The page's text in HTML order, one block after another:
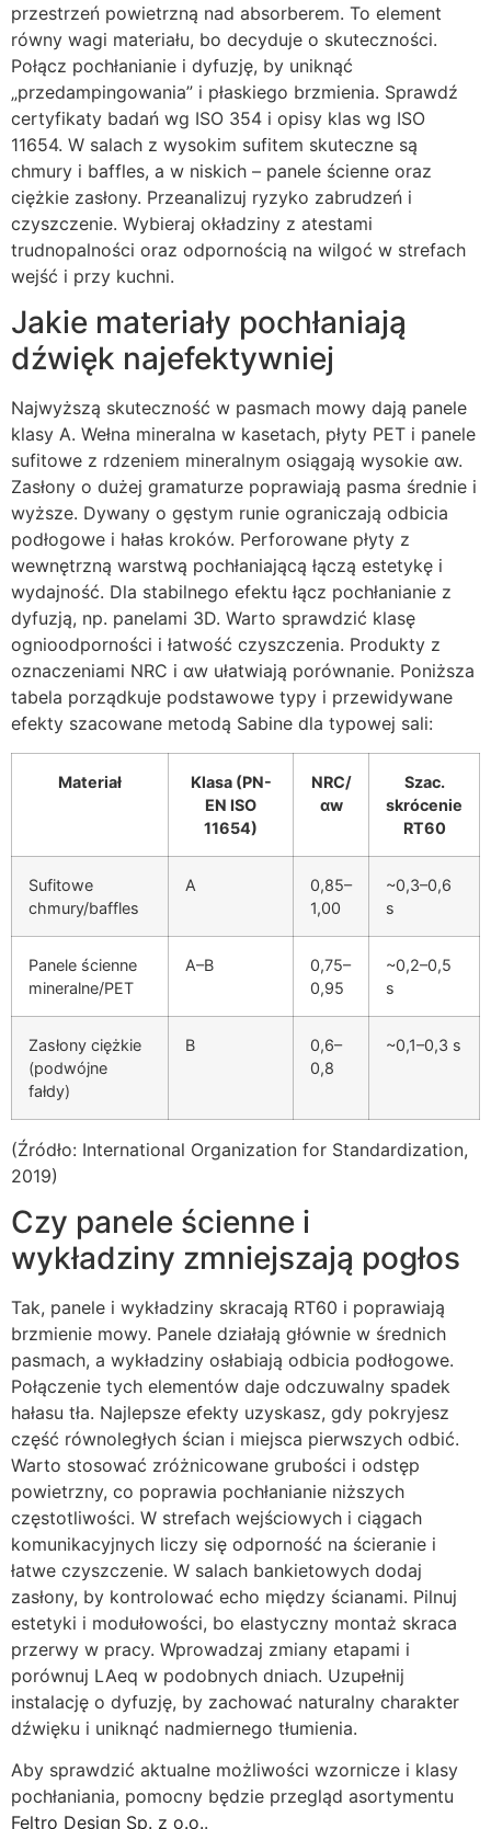
przestrzeń powietrzną nad absorberem. To element
równy wagi materiału, bo decyduje o skuteczności.
Połącz pochłanianie i dyfuzję, by uniknąć
„przedampingowania” i płaskiego brzmienia. Sprawdź
certyfikaty badań wg ISO 354 i opisy klas wg ISO
11654. W salach z wysokim sufitem skuteczne są
chmury i baffles, a w niskich – panele ścienne oraz
ciężkie zasłony. Przeanalizuj ryzyko zabrudzeń i
czyszczenie. Wybieraj okładziny z atestami
trudnopalności oraz odpornością na wilgoć w strefach
wejść i przy kuchni.
Jakie materiały pochłaniają
dźwięk najefektywniej
Najwyższą skuteczność w pasmach mowy dają panele
klasy A. Wełna mineralna w kasetach, płyty PET i panele
sufitowe z rdzeniem mineralnym osiągają wysokie αw.
Zasłony o dużej gramaturze poprawiają pasma średnie i
wyższe. Dywany o gęstym runie ograniczają odbicia
podłogowe i hałas kroków. Perforowane płyty z
wewnętrzną warstwą pochłaniającą łączą estetykę i
wydajność. Dla stabilnego efektu łącz pochłanianie z
dyfuzją, np. panelami 3D. Warto sprawdzić klasę
ognioodporności i łatwość czyszczenia. Produkty z
oznaczeniami NRC i αw ułatwiają porównanie. Poniższa
tabela porządkuje podstawowe typy i przewidywane
efekty szacowane metodą Sabine dla typowej sali:
Materiał
Klasa (PN-
EN ISO
11654)
NRC/
αw
Szac.
skrócenie
RT60
Sufitowe
chmury/baffles
A
0,85–
1,00
~0,3–0,6
s
Panele ścienne
mineralne/PET
A–B
0,75–
0,95
~0,2–0,5
s
Zasłony ciężkie
(podwójne
fałdy)
B
0,6–
0,8
~0,1–0,3 s
(Źródło: International Organization for Standardization,
2019)
Czy panele ścienne i
wykładziny zmniejszają pogłos
Tak, panele i wykładziny skracają RT60 i poprawiają
brzmienie mowy. Panele działają głównie w średnich
pasmach, a wykładziny osłabiają odbicia podłogowe.
Połączenie tych elementów daje odczuwalny spadek
hałasu tła. Najlepsze efekty uzyskasz, gdy pokryjesz
część równoległych ścian i miejsca pierwszych odbić.
Warto stosować zróżnicowane grubości i odstęp
powietrzny, co poprawia pochłanianie niższych
częstotliwości. W strefach wejściowych i ciągach
komunikacyjnych liczy się odporność na ścieranie i
łatwe czyszczenie. W salach bankietowych dodaj
zasłony, by kontrolować echo między ścianami. Pilnuj
estetyki i modułowości, bo elastyczny montaż skraca
przerwy w pracy. Wprowadzaj zmiany etapami i
porównuj LAeq w podobnych dniach. Uzupełnij
instalację o dyfuzję, by zachować naturalny charakter
dźwięku i uniknąć nadmiernego tłumienia.
Aby sprawdzić aktualne możliwości wzornicze i klasy
pochłaniania, pomocny będzie przegląd asortymentu
Feltro Design Sp. z o.o..